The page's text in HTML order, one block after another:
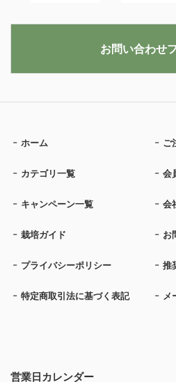
営業日カレンダー
ホーム ご
カテゴリ一覧 会
キャンペーン一覧 会
栽培ガイド お
プライバシーポリシー 推
特定商取引法に基づく表記 メ
お問い合わせ